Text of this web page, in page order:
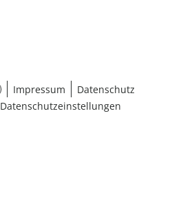
Impressum
Datenschutz
Datenschutzeinstellungen